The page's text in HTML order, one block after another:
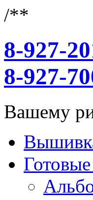
/**
8-927-
8-927-
Вашему